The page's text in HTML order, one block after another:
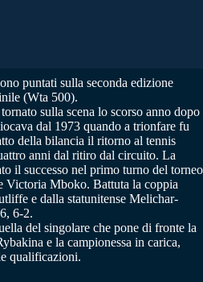
puntati sulla seconda edizione
(Wta 500).
sulla scena lo scorso anno dopo
dal 1973 quando a trionfare fu
della bilancia il ritorno al tennis
anni dal ritiro dal circuito. La
il successo nel primo turno del torneo
Victoria Mboko. Battuta la coppia
e dalla statunitense Melichar-
6-2.
del singolare che pone di fronte la
e la campionessa in carica,
qualificazioni.